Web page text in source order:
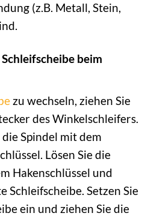
(z.B. Metall, Stein,
beim
zu wechseln, ziehen Sie
des Winkelschleifers.
Spindel mit dem
Lösen Sie die
Hakenschlüssel und
Schleifscheibe. Setzen Sie
ein und ziehen Sie die